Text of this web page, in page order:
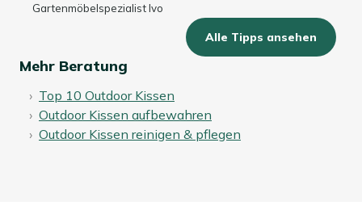
Gartenmöbelspezialist Ivo
Alle Tipps ansehen
Mehr Beratung
Top 10 Outdoor Kissen
Outdoor Kissen aufbewahren
Outdoor Kissen reinigen & pflegen